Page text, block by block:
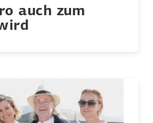
auch zum